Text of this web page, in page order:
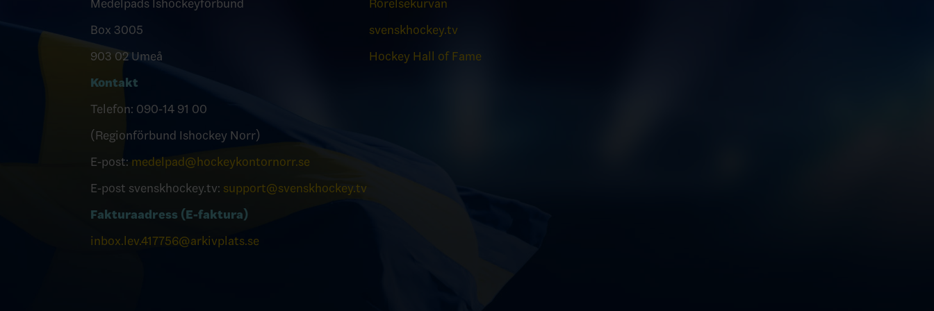
Medelpads Ishockeyförbund
Box 3005
903 02 Umeå
Kontakt
Telefon: 090-14 91 00
(Regionförbund Ishockey Norr)
E-post: medelpad@hockeykontornorr.se
E-post svenskhockey.tv: support@svenskhockey.tv
Fakturaadress (E-faktura)
inbox.lev.417756@arkivplats.se
Rörelsekurvan
svenskhockey.tv
Hockey Hall of Fame